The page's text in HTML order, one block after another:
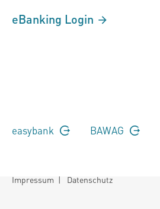
eBanking Login
easybank BAWAG
Impressum | Datenschutz